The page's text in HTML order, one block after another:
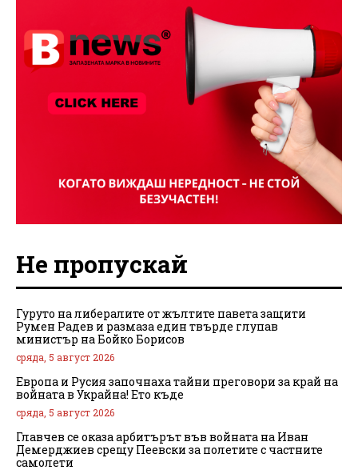
Не пропускай
Гуруто на либералите от жълтите павета защити
Румен Радев и размаза един твърде глупав
министър на Бойко Борисов
сряда, 5 август 2026
Европа и Русия започнаха тайни преговори за край на
войната в Украйна! Ето къде
сряда, 5 август 2026
Главчев се оказа арбитърът във войната на Иван
Демерджиев срещу Пеевски за полетите с частните
самолети